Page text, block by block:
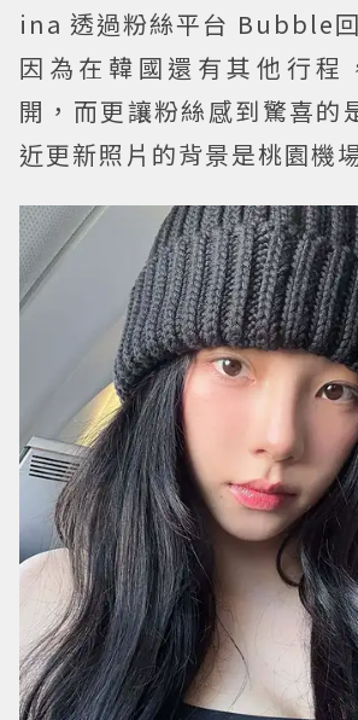
ina 透過粉絲平台 Bubble
因為在韓國還有其他行程
開，而更讓粉絲感到驚喜
近更新照片的背景是桃園機